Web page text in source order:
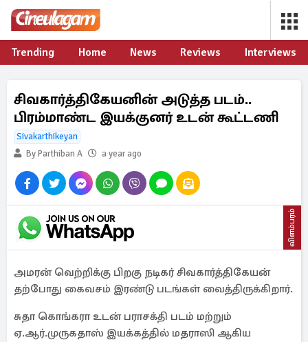
Trending Home News Reviews Interviews
சிவகார்த்திகேயனின் அடுத்த படம்..
பிரம்மாண்ட இயக்குனர் உடன் கூட்டணி
Sivakarthikeyan
By Parthiban A
a year ago
விளம்பரம்
அமரன் வெற்றிக்கு பிறகு நடிகர் சிவகார்த்திகேயன்
தற்போது கைவசம் இரண்டு படங்கள் வைத்திருக்கிறார்.
சுதா கொங்கரா உடன் பராசக்தி படம் மற்றும்
ஏ.ஆர்.முருகதாஸ் இயக்கத்தில் மதராஸி ஆகிய